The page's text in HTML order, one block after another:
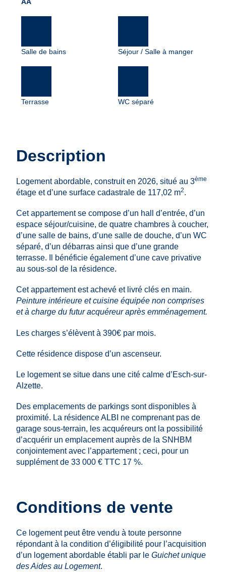
Salle de bains Séjour / Salle à manger
Terrasse WC séparé
Description
Logement abordable, construit en 2026, situé au 3ème
étage et d’une surface cadastrale de 117,02 m2.
Cet appartement se compose d’un hall d’entrée, d’un
espace séjour/cuisine, de quatre chambres à coucher,
d’une salle de bains, d’une salle de douche, d’un WC
séparé, d’un débarras ainsi que d’une grande
terrasse. Il bénéficie également d’une cave privative
au sous‑sol de la résidence.
Cet appartement est achevé et livré clés en main.
Peinture intérieure et cuisine équipée non comprises
et à charge du futur acquéreur après emménagement.
Les charges s’élèvent à 390€ par mois.
Cette résidence dispose d’un ascenseur.
Le logement se situe dans une cité calme d’Esch-sur-
Alzette.
Des emplacements de parkings sont disponibles à
proximité. La résidence ALBI ne comprenant pas de
garage sous-terrain, les acquéreurs ont la possibilité
d’acquérir un emplacement auprès de la SNHBM
conjointement avec l’appartement ; ceci, pour un
supplément de 33 000 € TTC 17 %.
Conditions de vente
Ce logement peut être vendu à toute personne
répondant à la condition d’éligibilité pour l’acquisition
d’un logement abordable établi par leGuichet unique
des Aides au Logement.